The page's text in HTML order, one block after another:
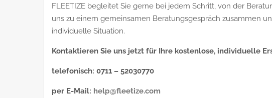
FLEETIZE begleitet Sie gerne bei jedem Schritt, von der
uns zu einem gemeinsamen Beratungsgespräch zusammen
individuelle Situation.
Kontaktieren Sie uns jetzt für Ihre kostenlose, individuelle
telefonisch: 0711 – 52030770
per E-Mail: help@fleetize.com